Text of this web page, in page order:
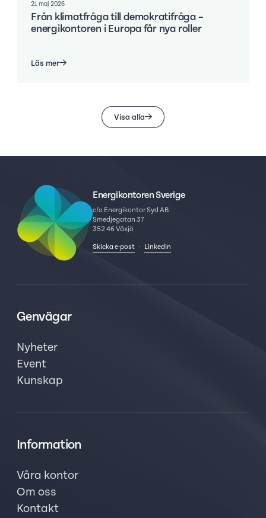
21 maj 2026
Från klimatfråga till demokratifråga –
energikontoren i Europa får nya roller
Läs mer
Visa alla
Energikontoren Sverige
c/o Energikontor Syd AB
Smedjegatan 37
352 46 Växjö
Skicka e-post · LinkedIn
Genvägar
Nyheter
Event
Kunskap
Information
Våra kontor
Om oss
Kontakt